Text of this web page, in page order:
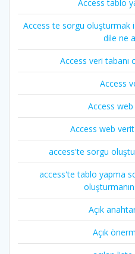
Access tablo
Access te sorgu oluşturmak
dile ne
Access veri tabanı
Access
Access web
Access web
access'te sorgu
access'te tablo yapma
Açık
Açık